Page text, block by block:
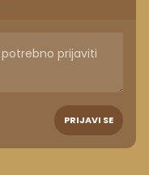
PRIJAVI SE